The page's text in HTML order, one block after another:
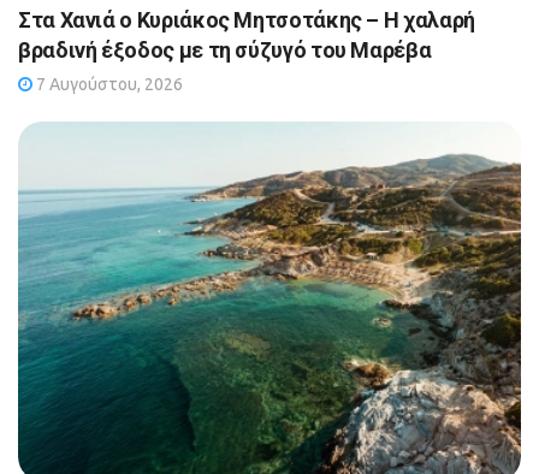
Στα Χανιά ο Κυριάκος Μητσοτάκης – Η χαλαρή
βραδινή έξοδος με τη σύζυγό του Μαρέβα
7 Αυγούστου, 2026